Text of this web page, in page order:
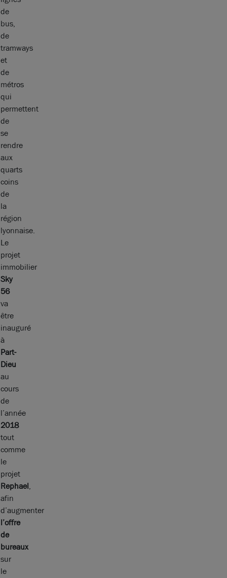
de
bus,
de
tramways
et
de
métros
qui
permettent
de
se
rendre
aux
quarts
coins
de
la
région
lyonnaise.
Le
projet
immobilier
Sky
56
va
être
inauguré
à
Part-
Dieu
au
cours
de
l’année
2018
tout
comme
le
projet
Rephael,
afin
d’augmenter
l’offre
de
bureaux
sur
le